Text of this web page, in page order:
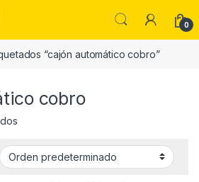
0
“cajón automático cobro”
cobro